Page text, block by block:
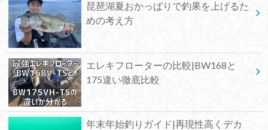
琵琶湖夏おかっぱりで釣果を上げるた
めの考え方
エレキフローターの比較|BW168と
175違い徹底比較
年末年始釣りガイド|再現性高くデカ